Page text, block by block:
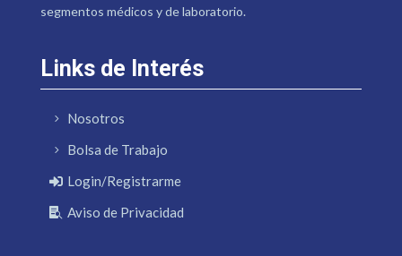
segmentos médicos y de laboratorio.
Links de Interés
Nosotros
Bolsa de Trabajo
Login/Registrarme
Aviso de Privacidad